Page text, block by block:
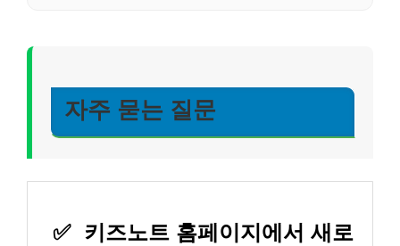
자주 묻는 질문
✅ 키즈노트 홈페이지에서 새로